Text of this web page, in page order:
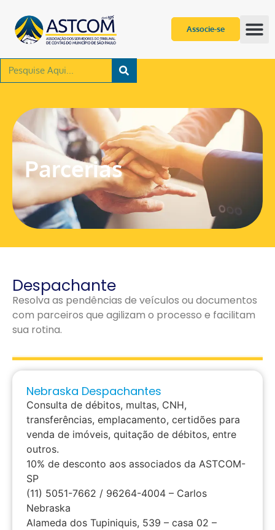
Associe-se
Parcerias
Despachante
Resolva as pendências de veículos ou documentos
com parceiros que agilizam o processo e facilitam
sua rotina.
Nebraska Despachantes
Consulta de débitos, multas, CNH,
transferências, emplacamento, certidões para
venda de imóveis, quitação de débitos, entre
outros.
10% de desconto aos associados da ASTCOM-
SP
(11) 5051-7662 / 96264-4004 – Carlos
Nebraska
Alameda dos Tupiniquis, 539 – casa 02 –